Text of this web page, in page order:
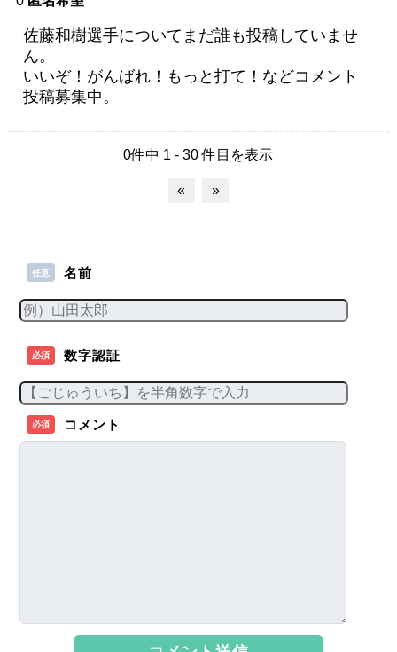
佐藤和樹選手についてまだ誰も投稿していませ
ん。
いいぞ！がんばれ！もっと打て！などコメント
投稿募集中。
0件中 1 - 30 件目を表示
« »
任意 名前
必須 数字認証
必須 コメント